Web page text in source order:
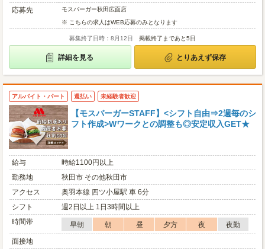
応募先
モスバーガー秋田広面店
※ こちらの求人はWEB応募のみとなります
募集終了日時：8月12日 掲載終了まであと5日
詳細を見る とりあえず保存
アルバイト・パート 週払い 未経験者歓迎
【モスバーガーSTAFF】<シフト自由⇒2週毎のシ
フト作成>Wワークとの調整も◎安定収入GET★
給与
時給1100円以上
勤務地
秋田市 その他秋田市
アクセス
奥羽本線 四ツ小屋駅 車 6分
シフト
週2日以上 1日3時間以上
時間帯
早朝 朝 昼 夕方 夜
夜勤
面接地